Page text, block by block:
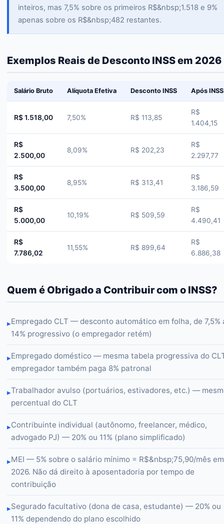
inteiros, mas 7,5% sobre os primeiros R$&nbsp;1.518 e 9%
apenas sobre os R$&nbsp;482 restantes.
Exemplos Reais de Desconto INSS em 2026
Salário Bruto Alíquota Efetiva Desconto INSS Após INSS
R$ 1.518,00 7,50% R$ 113,85
R$
1.404,15
R$
2.500,00
8,09% R$ 202,23
R$
2.297,77
R$
3.500,00
8,95% R$ 313,41
R$
3.186,59
R$
5.000,00
10,19% R$ 509,59
R$
4.490,41
R$
7.786,02
11,55% R$ 899,64
R$
6.886,38
Quem é Obrigado a Contribuir com o INSS?
▸Empregado CLT — desconto automático em folha, de 7,5%
14% progressivo (o empregador retém)
▸Empregado doméstico — mesma tabela progressiva do
empregador também paga 8% patronal
▸Trabalhador avulso (portuários, estivadores, etc.) —
percentual do CLT
▸Contribuinte individual (autônomo, freelancer, médico,
advogado PJ) — 20% ou 11% (plano simplificado)
▸MEI — 5% sobre o salário mínimo = R$&nbsp;75,90/mês em
2026. Não dá direito à aposentadoria por tempo de
contribuição
▸Segurado facultativo (dona de casa, estudante) — 20% ou
11% dependendo do plano escolhido